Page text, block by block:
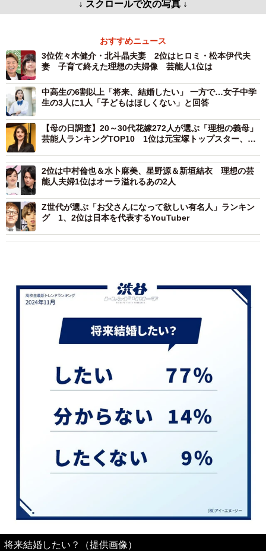
↓ スクロールで次の写真 ↓
おすすめニュース
3位佐々木健介・北斗晶夫妻 2位はヒロミ・松本伊代夫
妻 子育て終えた理想の夫婦像 芸能人1位は
中高生の6割以上「将来、結婚したい」 一方で…女子中学
生の3人に1人「子どもはほしくない」と回答
【母の日調査】20～30代花嫁272人が選ぶ「理想の義母」
芸能人ランキングTOP10 1位は元宝塚トップスター、理
2位は中村倫也＆水卜麻美、星野源＆新垣結衣 理想の芸
能人夫婦1位はオーラ溢れるあの2人
Z世代が選ぶ「お父さんになって欲しい有名人」ランキン
グ 1、2位は日本を代表するYouTuber
将来結婚したい？（提供画像）